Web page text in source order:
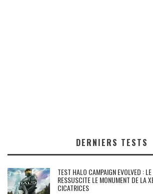
DERNIERS TESTS
TEST HALO CAMPAIGN EVOLVED :
RESSUSCITE LE MONUMENT DE LA
CICATRICES